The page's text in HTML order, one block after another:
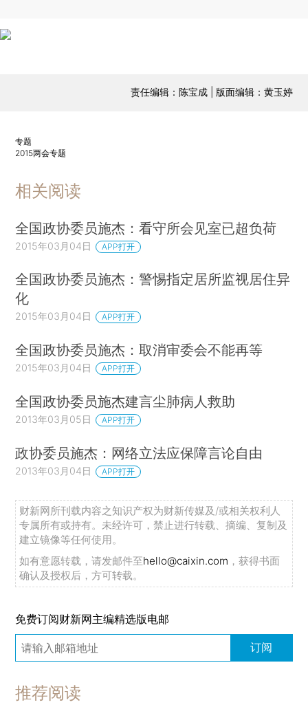
责任编辑：陈宝成 | 版面编辑：黄玉婷
专题
2015两会专题
相关阅读
全国政协委员施杰：看守所会见室已超负荷
2015年03月04日 APP打开
全国政协委员施杰：警惕指定居所监视居住异
化
2015年03月04日 APP打开
全国政协委员施杰：取消审委会不能再等
2015年03月04日 APP打开
全国政协委员施杰建言尘肺病人救助
2013年03月05日 APP打开
政协委员施杰：网络立法应保障言论自由
2013年03月04日 APP打开
财新网所刊载内容之知识产权为财新传媒及/或相关权利人
专属所有或持有。未经许可，禁止进行转载、摘编、复制及
建立镜像等任何使用。
如有意愿转载，请发邮件至hello@caixin.com ，获得书面
确认及授权后，方可转载。
免费订阅财新网主编精选版电邮
订阅
推荐阅读